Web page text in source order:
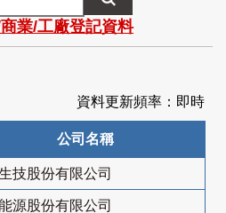
業/工廠登記資料
資料更新頻率：即時
公司名稱
技股份有限公司
源股份有限公司